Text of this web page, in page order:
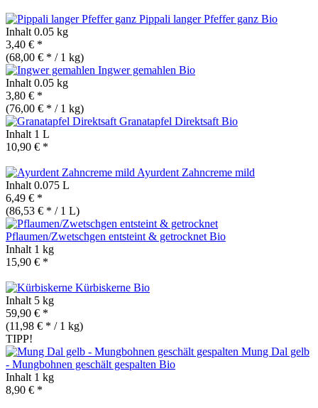
Pippali langer Pfeffer ganz Bio
Inhalt 0.05 kg
3,40 € *
(68,00 € * / 1 kg)
Ingwer gemahlen Bio
Inhalt 0.05 kg
3,80 € *
(76,00 € * / 1 kg)
Granatapfel Direktsaft Bio
Inhalt 1 L
10,90 € *
Ayurdent Zahncreme mild
Inhalt 0.075 L
6,49 € *
(86,53 € * / 1 L)
Pflaumen/Zwetschgen entsteint & getrocknet Bio
Inhalt 1 kg
15,90 € *
Kürbiskerne Bio
Inhalt 5 kg
59,90 € *
(11,98 € * / 1 kg)
TIPP!
Mung Dal gelb
- Mungbohnen geschält gespalten Bio
Inhalt 1 kg
8,90 € *